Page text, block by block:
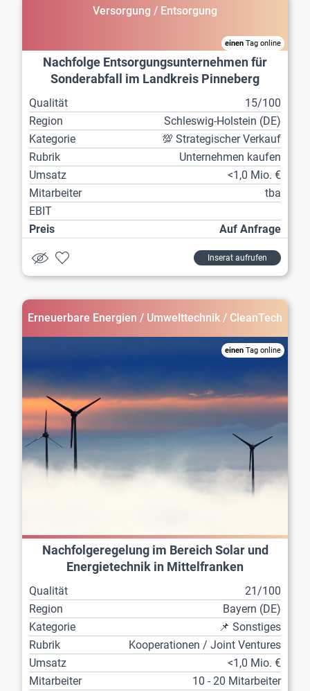
Versorgung / Entsorgung
einen Tag online
Nachfolge Entsorgungsunternehmen für
Sonderabfall im Landkreis Pinneberg
Qualität
15/100
Region
Schleswig-Holstein (DE)
Kategorie
💯 Strategischer Verkauf
Rubrik
Unternehmen kaufen
Umsatz
<1,0 Mio. €
Mitarbeiter
tba
EBIT
Preis
Auf Anfrage
Inserat aufrufen
Erneuerbare Energien / Umwelttechnik / CleanTech
einen Tag online
Nachfolgeregelung im Bereich Solar und
Energietechnik in Mittelfranken
Qualität
21/100
Region
Bayern (DE)
Kategorie
📌 Sonstiges
Rubrik
Kooperationen / Joint Ventures
Umsatz
<1,0 Mio. €
Mitarbeiter
10 - 20 Mitarbeiter